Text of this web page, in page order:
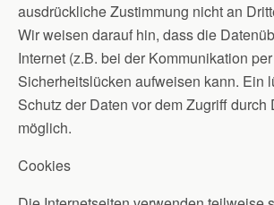
ausdrückliche Zustimmung nicht an
Wir weisen darauf hin, dass die
Internet (z.B. bei der Kommunikation
Sicherheitslücken aufweisen kann. Ein
Schutz der Daten vor dem Zugriff durch
möglich.
Cookies